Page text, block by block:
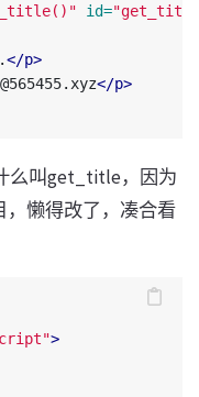
id=
</p>
</p>
么叫get_title，因为
懒得改了，凑合看
>